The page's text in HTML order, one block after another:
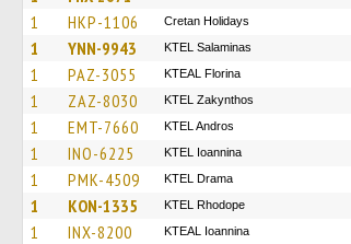
1 HKP-1106 Cretan Holidays
1 YNN-9943 KTEL Salaminas
1 PAZ-3055 KTEAL Florina
1 ZAZ-8030 KTEL Zakynthos
1 EMT-7660 KTEL Andros
1 INO-6225 KTEL Ioannina
1 PMK-4509 KTEL Drama
1 KON-1335 KTEL Rhodope
1 INX-8200 KTEAL Ioannina